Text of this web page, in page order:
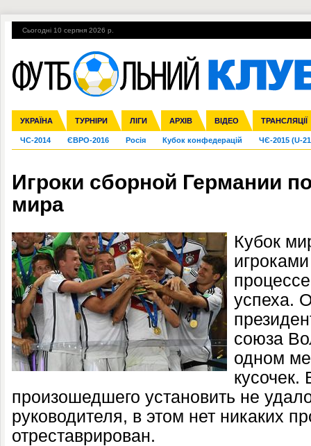
Сьогодні 10 серпня 2026 р.
УКРАЇНА ТУРНІРИ ЛІГИ АРХІВ ВІДЕО ТРАНСЛЯЦІЇ
Збірна Прем'єр-ліга Перша ліга Друга ліга Кубок України
Ліга чемпіонів Ліга Європи Міжнародні Ліга націй Ліга
Англія Іспанія Італія Німеччина Франція Інші
ЧС-2014 ЄВРО-2016 Росія Кубок конфедерацій ЧЄ-2015 (U-
Гарячі теми УПЛ, 2-й тур ВІЙНА УПЛ-ПЕРЕХОДИ
Игроки сборной Германии
мира
Кубок
успеха.
союза
одном
кусочек.
произошедшего установить не
руководителя, в этом нет никаких
отреставрирован.